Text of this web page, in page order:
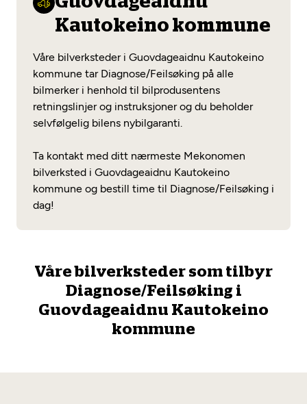
Diagnose/Feilsøking
Se alle (52) tjenester her
Mekonomen Bilkonto
Les mer
Les mer
Fritt verkstedvalg
Mobilitetsgaranti
Nybilgaranti og fabrikkgaranti
Opprett en konto
Kautokeino kommune
Våre bilverksteder i Guovdageaidnu Kautokeino
kommune tar Diagnose/Feilsøking på alle
bilmerker i henhold til bilprodusentens
retningslinjer og instruksjoner og du beholder
selvfølgelig bilens nybilgaranti.
Ta kontakt med ditt nærmeste Mekonomen
bilverksted i Guovdageaidnu Kautokeino
kommune og bestill time til Diagnose/Feilsøking i
dag!
Våre bilverksteder som tilbyr
Diagnose/Feilsøking i
Guovdageaidnu Kautokeino
kommune